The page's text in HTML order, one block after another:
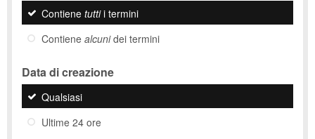
Contiene tuttii termini
Contiene alcunidei termini
Data di creazione
Qualsiasi
Ultime 24 ore